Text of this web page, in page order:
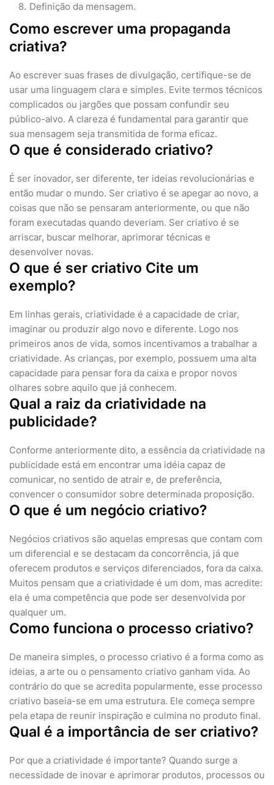
Definição da mensagem.
Como escrever uma propaganda
criativa?
Ao escrever suas frases de divulgação, certifique-se de
usar uma linguagem clara e simples. Evite termos técnicos
complicados ou jargões que possam confundir seu
público-alvo. A clareza é fundamental para garantir que
sua mensagem seja transmitida de forma eficaz.
O que é considerado criativo?
É ser inovador, ser diferente, ter ideias revolucionárias e
então mudar o mundo. Ser criativo é se apegar ao novo, a
coisas que não se pensaram anteriormente, ou que não
foram executadas quando deveriam. Ser criativo é se
arriscar, buscar melhorar, aprimorar técnicas e
desenvolver novas.
O que é ser criativo Cite um
exemplo?
Em linhas gerais, criatividade é a capacidade de criar,
imaginar ou produzir algo novo e diferente. Logo nos
primeiros anos de vida, somos incentivamos a trabalhar a
criatividade. As crianças, por exemplo, possuem uma alta
capacidade para pensar fora da caixa e propor novos
olhares sobre aquilo que já conhecem.
Qual a raiz da criatividade na
publicidade?
Conforme anteriormente dito, a essência da criatividade na
publicidade está em encontrar uma idéia capaz de
comunicar, no sentido de atrair e, de preferência,
convencer o consumidor sobre determinada proposição.
O que é um negócio criativo?
Negócios criativos são aquelas empresas que contam com
um diferencial e se destacam da concorrência, já que
oferecem produtos e serviços diferenciados, fora da caixa.
Muitos pensam que a criatividade é um dom, mas acredite:
ela é uma competência que pode ser desenvolvida por
qualquer um.
Como funciona o processo criativo?
De maneira simples, o processo criativo é a forma como as
ideias, a arte ou o pensamento criativo ganham vida. Ao
contrário do que se acredita popularmente, esse processo
criativo baseia-se em uma estrutura. Ele começa sempre
pela etapa de reunir inspiração e culmina no produto final.
Qual é a importância de ser criativo?
Por que a criatividade é importante? Quando surge a
necessidade de inovar e aprimorar produtos, processos ou